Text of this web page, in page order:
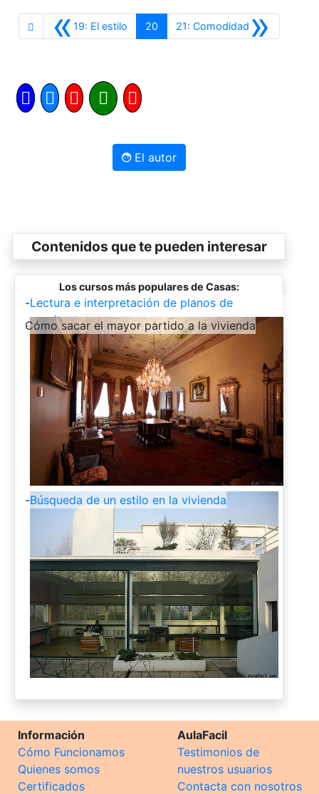
«19: El estiloAnterior
20 »
21: ComodidadSiguiente
El autor
Contenidos que te pueden interesar
Los cursos más populares de Casas:
-Lectura e interpretación de planos de
arquitectura
-
Cómo sacar el mayor partido a la vivienda
-Búsqueda de un estilo en la vivienda
Información
Cómo Funcionamos
Quienes somos
Certificados
AulaFacil
Testimonios de
nuestros usuarios
Contacta con nosotros